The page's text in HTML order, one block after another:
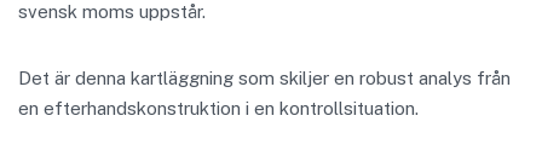
svensk moms uppstår.
Det är denna kartläggning som skiljer en robust analys från
en efterhandskonstruktion i en kontrollsituation.